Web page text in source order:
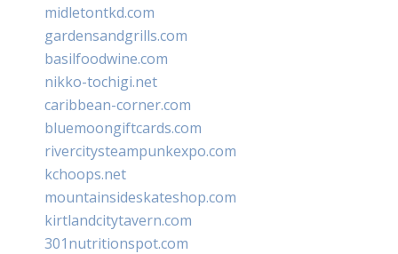
midletontkd.com
gardensandgrills.com
basilfoodwine.com
nikko-tochigi.net
caribbean-corner.com
bluemoongiftcards.com
rivercitysteampunkexpo.com
kchoops.net
mountainsideskateshop.com
kirtlandcitytavern.com
301nutritionspot.com